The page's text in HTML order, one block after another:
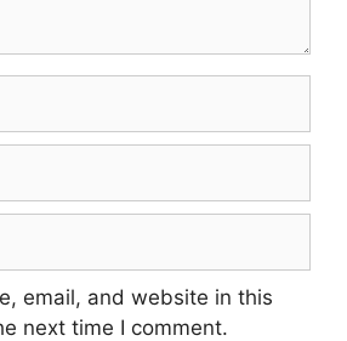
email, and website in this
next time I comment.